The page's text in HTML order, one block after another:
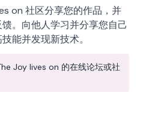
on 社区分享您的作品，并
。向他人学习并分享您自己
能并发现新技术。
Joy lives on 的在线论坛或社